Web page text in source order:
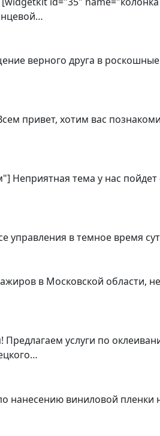
верного друга в
привет, хотим вас
Неприятная тема у нас
в темное время
в Московской области,
услуги по
нанесению виниловой